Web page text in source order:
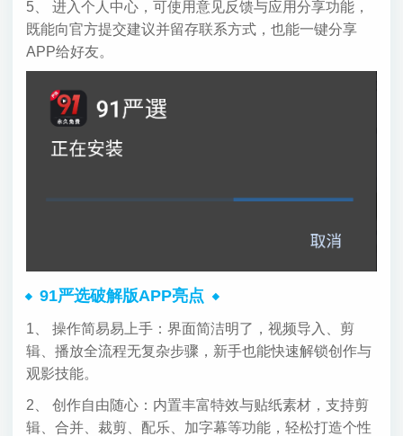
5、 进入个人中心，可使用意见反馈与应用分享功能，
既能向官方提交建议并留存联系方式，也能一键分享
APP给好友。
91严选破解版APP亮点
1、 操作简易易上手：界面简洁明了，视频导入、剪
辑、播放全流程无复杂步骤，新手也能快速解锁创作与
观影技能。
2、 创作自由随心：内置丰富特效与贴纸素材，支持剪
辑、合并、裁剪、配乐、加字幕等功能，轻松打造个性